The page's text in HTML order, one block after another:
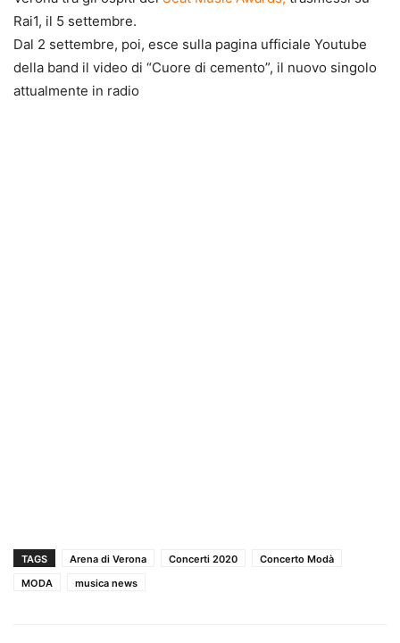
Rai1, il 5 settembre.
Dal 2 settembre, poi, esce sulla pagina ufficiale Youtube
della band il video di “Cuore di cemento”, il nuovo singolo
attualmente in radio
TAGS Arena di Verona Concerti 2020
Concerto Modà
MODA
musica news